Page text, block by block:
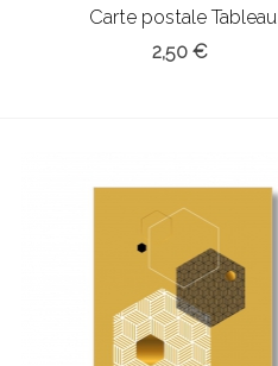
Carte postale Tableau
2,50 €